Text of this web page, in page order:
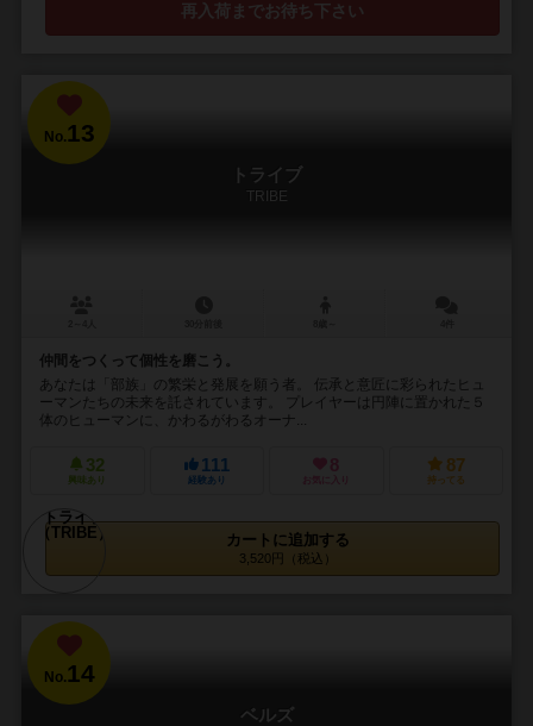
再入荷までお待ち下さい
No.13
トライブ
TRIBE
仲間をつくって個性を磨こう。
あなたは「部族」の繁栄と発展を願う者。 伝承と意匠に彩られたヒュ
ーマンたちの未来を託されています。 プレイヤーは円陣に置かれた５
体のヒューマンに、かわるがわるオーナ...
32
興味あり
111
経験あり
8
お気に入り
87
持ってる
カートに追加する
3,520円（税込）
No.14
ベルズ